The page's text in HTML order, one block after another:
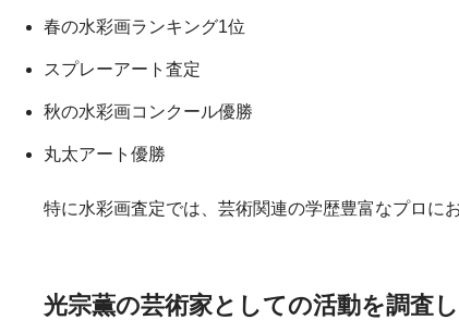
春の水彩画ランキング1位
スプレーアート査定
秋の水彩画コンクール優勝
丸太アート優勝
特に水彩画査定では、芸術関連の学歴豊富なプロに
光宗薫の芸術家としての活動を調査